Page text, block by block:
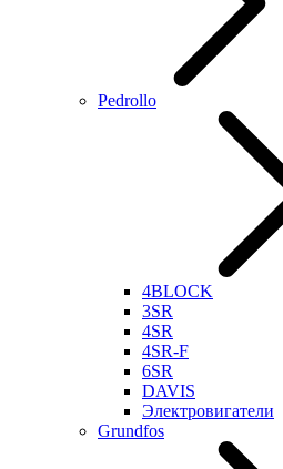
Pedrollo
4BLOCK
3SR
4SR
4SR-F
6SR
DAVIS
Электровигатели
Grundfos